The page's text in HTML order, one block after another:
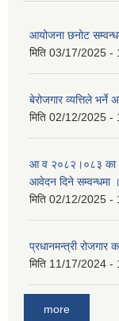
आयोजना छनोट
मिति 03/17/2025 -
बेरोजगार व्यत्तिले
मिति 02/12/2025 -
आ व २०८२।०८३ का
आवेदन दिने सम्वन्धमा ।
मिति 02/12/2025 -
प्रधानमन्त्री रोजगार
मिति 11/17/2024 -
more